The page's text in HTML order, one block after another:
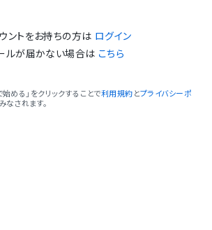
ントをお持ちの方は ログイン
ルが届かない場合は こちら
める」をクリックすることで利用規約 とプライバシーポ
なされます。